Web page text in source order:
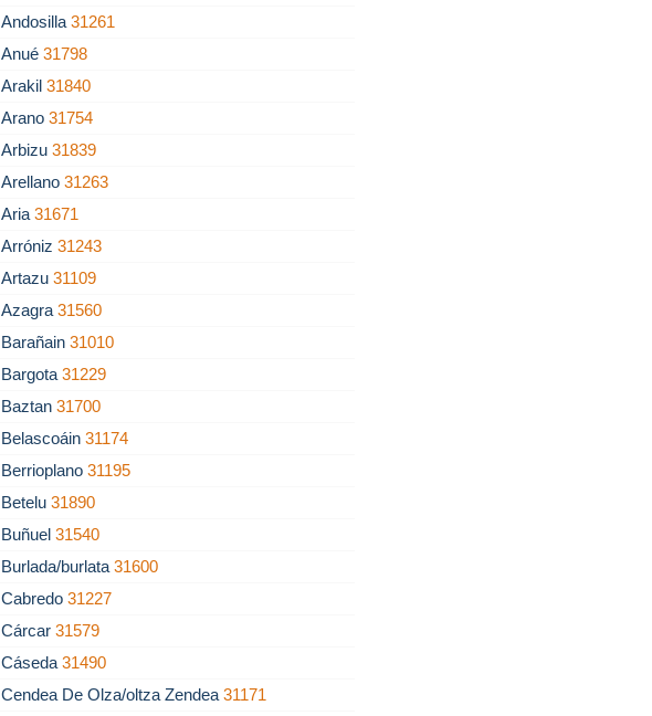
Andosilla31261
Anué31798
Arakil31840
Arano31754
Arbizu31839
Arellano31263
Aria31671
Arróniz31243
Artazu31109
Azagra31560
Barañain31010
Bargota31229
Baztan31700
Belascoáin31174
Berrioplano31195
Betelu31890
Buñuel31540
Burlada/burlata31600
Cabredo31227
Cárcar31579
Cáseda31490
Cendea De Olza/oltza Zendea31171